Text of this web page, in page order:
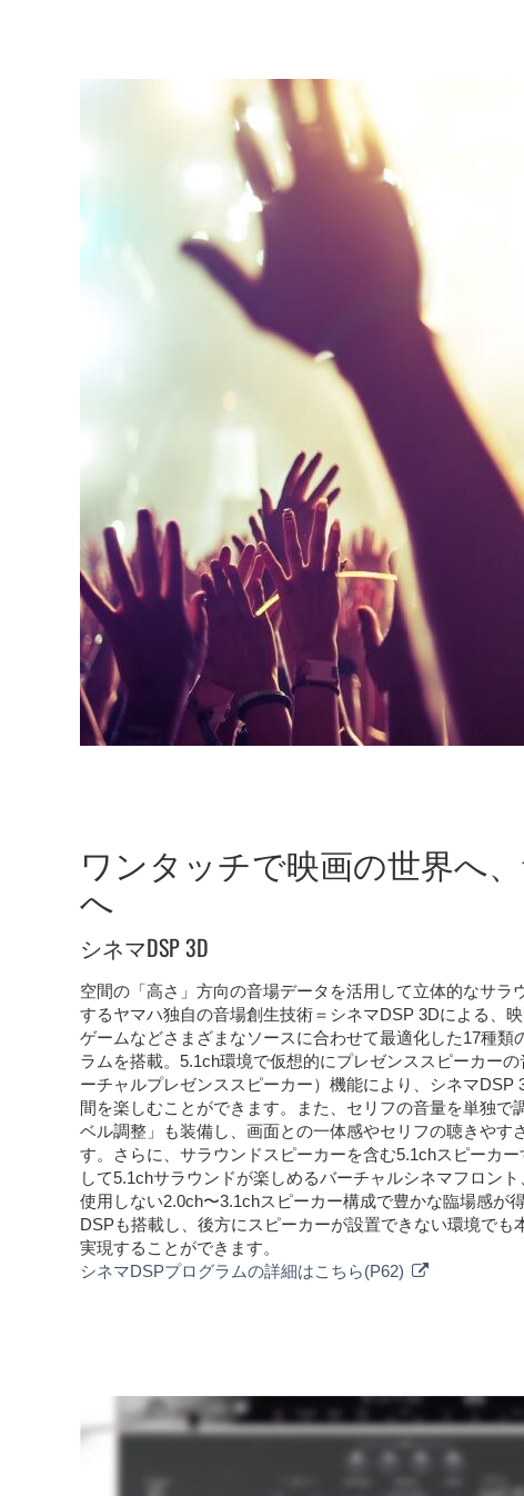
ワンタッチで映画の世界へ
へ
シネマDSP 3D
空間の「高さ」方向の音場データを活用して立体的なサラ
するヤマハ独自の音場創生技術＝シネマDSP 3Dによる、映
ゲームなどさまざまなソースに合わせて最適化した17種類
ラムを搭載。5.1ch環境で仮想的にプレゼンススピーカー
ーチャルプレゼンススピーカー）機能により、シネマDSP
間を楽しむことができます。また、セリフの音量を単独で
ベル調整」も装備し、画面との一体感やセリフの聴きやす
す。さらに、サラウンドスピーカーを含む5.1chスピーカ
して5.1chサラウンドが楽しめるバーチャルシネマフロン
使用しない2.0ch〜3.1chスピーカー構成で豊かな臨場感が
DSPも搭載し、後方にスピーカーが設置できない環境でも
実現することができます。
シネマDSPプログラムの詳細はこちら(P62)